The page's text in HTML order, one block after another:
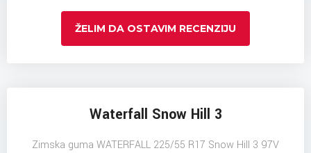
ŽELIM DA OSTAVIM RECENZIJU
Waterfall Snow Hill 3
Zimska guma WATERFALL 225/55 R17 Snow Hill 3 97V